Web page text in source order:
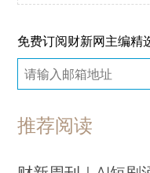
免费订阅财新网主编精
推荐阅读